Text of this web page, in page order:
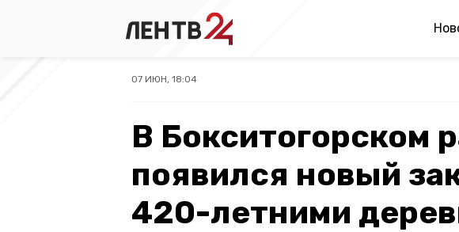
07 ИЮН, 18:04
В Бокситогорском
появился новый
420-летними